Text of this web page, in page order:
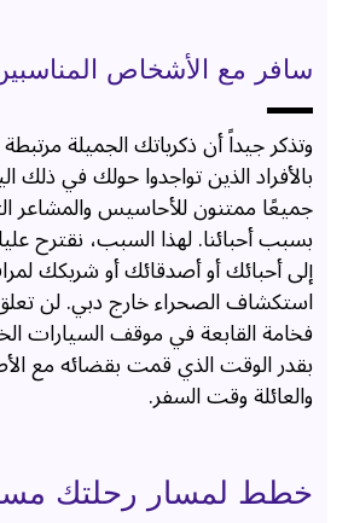
سافر مع الأشخاص
وتذكر جيداً أن ذكرياتك الجميلة
بالأفراد الذين تواجدوا حولك في ذلك
جميعًا ممتنون للأحاسيس والمشاعر
بسبب أحبائنا. لهذا السبب، نقترح
إلى أحبائك أو أصدقائك أو شريكك
استكشاف الصحراء خارج دبي. لن تعلق
فخامة القابعة في موقف السيارات
بقدر الوقت الذي قمت بقضائه مع
والعائلة وقت السفر.
خطط لمسار رحلتك